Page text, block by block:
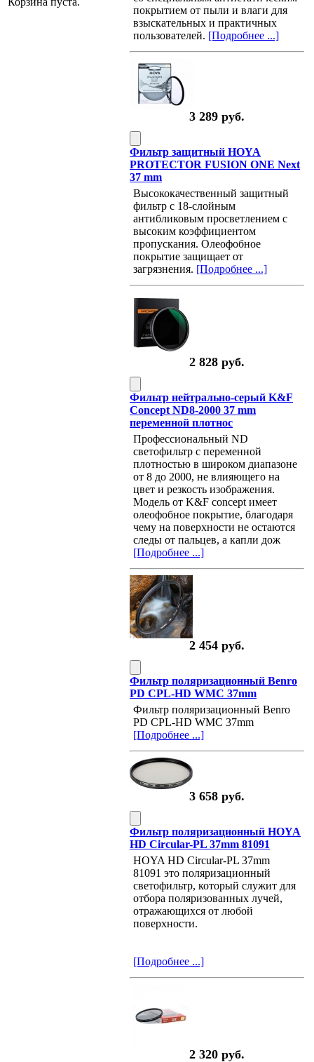
покрытием от пыли и влаги для
взыскательных и практичных
пользователей. [Подробнее ...]
3 289 руб.
Фильтр защитный HOYA
PROTECTOR FUSION ONE Next
37 mm
Высококачественный защитный
фильтр с 18-слойным
антибликовым просветлением с
высоким коэффициентом
пропускания. Олеофобное
покрытие защищает от
загрязнения. [Подробнее ...]
2 828 руб.
Фильтр нейтрально-серый K&F
Concept ND8-2000 37 mm
переменной плотнос
Профессиональный ND
светофильтр с переменной
плотностью в широком диапазоне
от 8 до 2000, не влияющего на
цвет и резкость изображения.
Модель от K&F concept имеет
олеофобное покрытие, благодаря
чему на поверхности не остаются
следы от пальцев, а капли дож
[Подробнее ...]
2 454 руб.
Фильтр поляризационный Benro
PD CPL-HD WMC 37mm
Фильтр поляризационный Benro
PD CPL-HD WMC 37mm
[Подробнее ...]
3 658 руб.
Фильтр поляризационный HOYA
HD Circular-PL 37mm 81091
HOYA HD Circular-PL 37mm
81091 это поляризационный
светофильтр, который служит для
отбора поляризованных лучей,
отражающихся от любой
поверхности.
[Подробнее ...]
2 320 руб.